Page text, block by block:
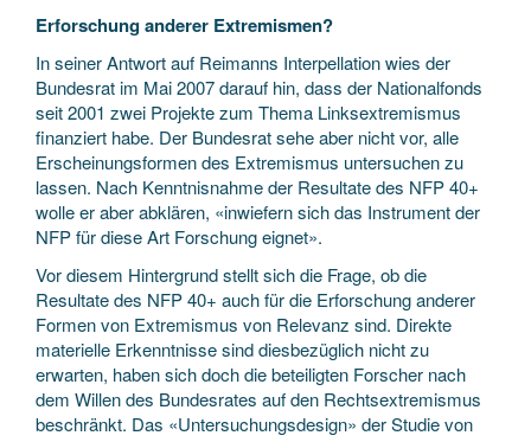
Erforschung anderer Extremismen?
In seiner Antwort auf Reimanns Interpellation wies der
Bundesrat im Mai 2007 darauf hin, dass der Nationalfonds
seit 2001 zwei Projekte zum Thema Linksextremismus
finanziert habe. Der Bundesrat sehe aber nicht vor, alle
Erscheinungsformen des Extremismus untersuchen zu
lassen. Nach Kenntnisnahme der Resultate des NFP 40+
wolle er aber abklären, «inwiefern sich das Instrument der
NFP für diese Art Forschung eignet».
Vor diesem Hintergrund stellt sich die Frage, ob die
Resultate des NFP 40+ auch für die Erforschung anderer
Formen von Extremismus von Relevanz sind. Direkte
materielle Erkenntnisse sind diesbezüglich nicht zu
erwarten, haben sich doch die beteiligten Forscher nach
dem Willen des Bundesrates auf den Rechtsextremismus
beschränkt. Das «Untersuchungsdesign» der Studie von